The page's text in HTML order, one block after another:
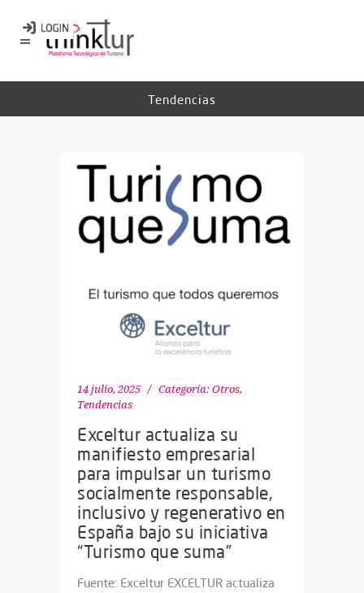
Tendencias
14 julio, 2025 Categoría: Otros,
Tendencias
Exceltur actualiza su
manifiesto empresarial
para impulsar un turismo
socialmente responsable,
inclusivo y regenerativo en
España bajo su iniciativa
“Turismo que suma”
Fuente: Exceltur EXCELTUR actualiza